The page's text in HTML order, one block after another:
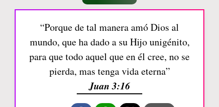
“Porque de tal manera amó Dios al
mundo, que ha dado a su Hijo unigénito,
para que todo aquel que en él cree, no se
pierda, mas tenga vida eterna”
Juan 3:16